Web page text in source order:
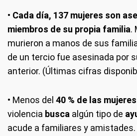
• Cada día, 137 mujeres son
miembros de su propia familia.
murieron a manos de sus
de un tercio fue asesinada por
anterior. (Últimas cifras
• Menos del 40 % de las mujeres
violencia busca algún tipo de
acude a familiares y